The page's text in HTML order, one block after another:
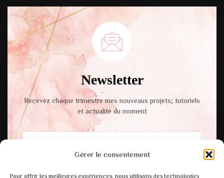
Gérer le consentement
Pour offrir les meilleures expériences, nous utilisons des technologies
Newsletter
Recevez chaque trimestre mes nouveaux projets; tutoriels
et actualité du moment